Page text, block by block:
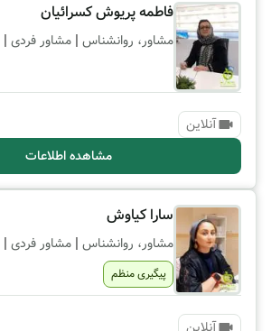
فاطمه پریوش کسرائیان
مشاور، روانشناس | مشاور فردی |
آنلاین
مشاهده اطلاعات
سارا کیاوش
مشاور، روانشناس | مشاور فردی |
پیگیری منظم